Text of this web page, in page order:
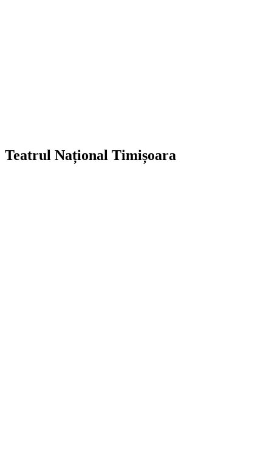
Teatrul Național Timișoara